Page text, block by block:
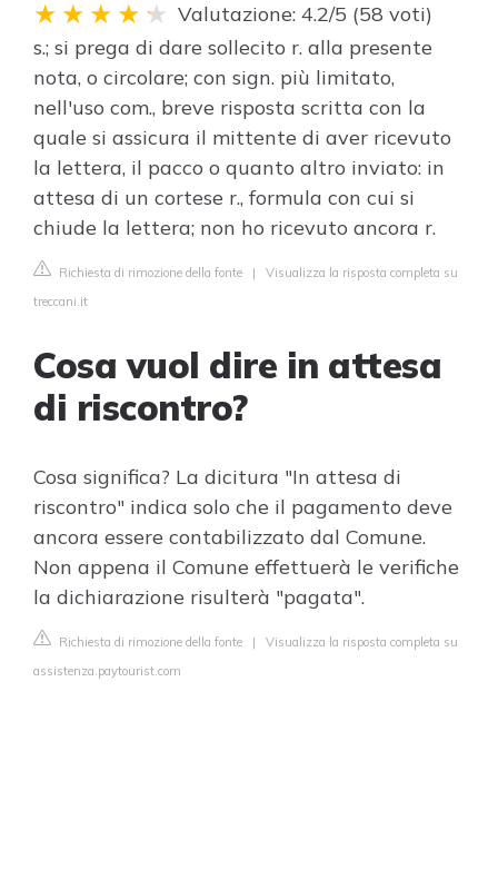
Valutazione: 4.2/5 (58 voti)
s.; si prega di dare sollecito r. alla presente
nota, o circolare; con sign. più limitato,
nell'uso com., breve risposta scritta con la
quale si assicura il mittente di aver ricevuto
la lettera, il pacco o quanto altro inviato: in
attesa di un cortese r., formula con cui si
chiude la lettera; non ho ricevuto ancora r.
Richiesta di rimozione della fonte | Visualizza la risposta completa su
treccani.it
Cosa vuol dire in attesa
di riscontro?
Cosa significa? La dicitura "In attesa di
riscontro" indica solo che il pagamento deve
ancora essere contabilizzato dal Comune.
Non appena il Comune effettuerà le verifiche
la dichiarazione risulterà "pagata".
Richiesta di rimozione della fonte | Visualizza la risposta completa su
assistenza.paytourist.com